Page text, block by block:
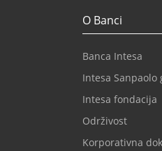
O Banci
Banca Intesa
Intesa Sanpaolo
Intesa fondacija
Održivost
Korporativna